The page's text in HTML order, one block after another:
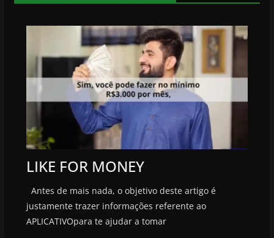
LIKE FOR MONEY
Antes de mais nada, o objetivo deste artigo é
justamente trazer informações referente ao
APLICATIVOpara te ajudar a tomar